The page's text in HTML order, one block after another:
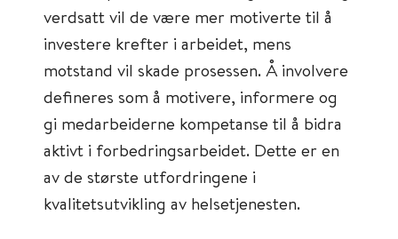
verdsatt vil de være mer motiverte til å
investere krefter i arbeidet, mens
motstand vil skade prosessen. Å involvere
defineres som å motivere, informere og
gi medarbeiderne kompetanse til å bidra
aktivt i forbedringsarbeidet. Dette er en
av de største utfordringene i
kvalitetsutvikling av helsetjenesten.